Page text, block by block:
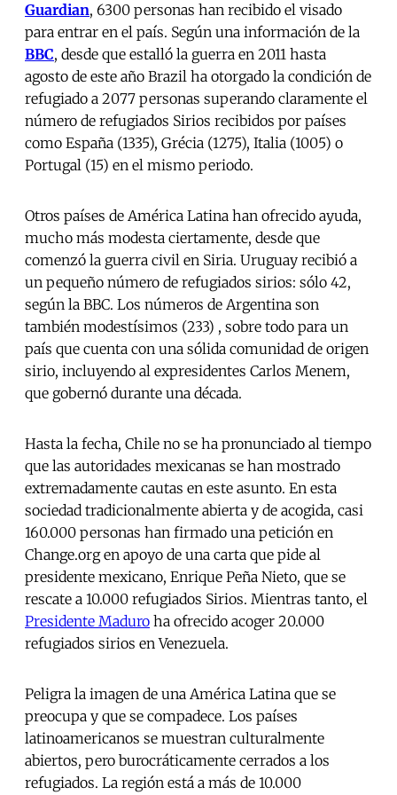
Guardian, 6300 personas han recibido el visado
para entrar en el país. Según una información de la
BBC, desde que estalló la guerra en 2011 hasta
agosto de este año Brazil ha otorgado la condición de
refugiado a 2077 personas superando claramente el
número de refugiados Sirios recibidos por países
como España (1335), Grécia (1275), Italia (1005) o
Portugal (15) en el mismo periodo.
Otros países de América Latina han ofrecido ayuda,
mucho más modesta ciertamente, desde que
comenzó la guerra civil en Siria. Uruguay recibió a
un pequeño número de refugiados sirios: sólo 42,
según la BBC. Los números de Argentina son
también modestísimos (233) , sobre todo para un
país que cuenta con una sólida comunidad de origen
sirio, incluyendo al expresidentes Carlos Menem,
que gobernó durante una década.
Hasta la fecha, Chile no se ha pronunciado al tiempo
que las autoridades mexicanas se han mostrado
extremadamente cautas en este asunto. En esta
sociedad tradicionalmente abierta y de acogida, casi
160.000 personas han firmado una petición en
Change.org en apoyo de una carta que pide al
presidente mexicano, Enrique Peña Nieto, que se
rescate a 10.000 refugiados Sirios. Mientras tanto, el
Presidente Maduro ha ofrecido acoger 20.000
refugiados sirios en Venezuela.
Peligra la imagen de una América Latina que se
preocupa y que se compadece. Los países
latinoamericanos se muestran culturalmente
abiertos, pero burocráticamente cerrados a los
refugiados. La región está a más de 10.000